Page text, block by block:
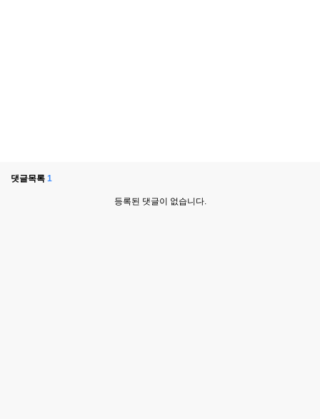
댓글목록 1
등록된 댓글이 없습니다.